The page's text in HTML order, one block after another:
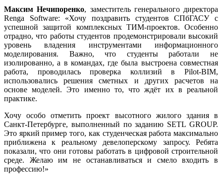
Максим Нечипоренко, заместитель генерального директора
Renga Software: «Хочу поздравить студентов СПбГАСУ с
успешной защитой комплексных ТИМ-проектов. Особенно
отрадно, что работы студентов продемонстрировали высокий
уровень владения инструментами информационного
моделирования. Важно, что студенты работали не
изолированно, а в командах, где была выстроена совместная
работа, проводилась проверка коллизий в Pilot-BIM,
использовались решения сметных и других расчетов на
основе моделей. Это именно то, что ждёт их в реальной
практике.
Хочу особо отметить проект высотного жилого здания в
Санкт-Петербурге, выполненный по заданию SETL GROUP.
Это яркий пример того, как студенческая работа максимально
приближена к реальному девелоперскому запросу. Ребята
показали, что они готовы работать в цифровой строительной
среде. Желаю им не останавливаться и смело входить в
профессию!»